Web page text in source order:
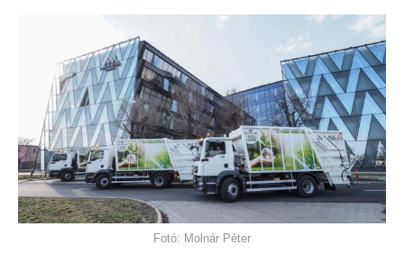
Fotó: Molnár Péter